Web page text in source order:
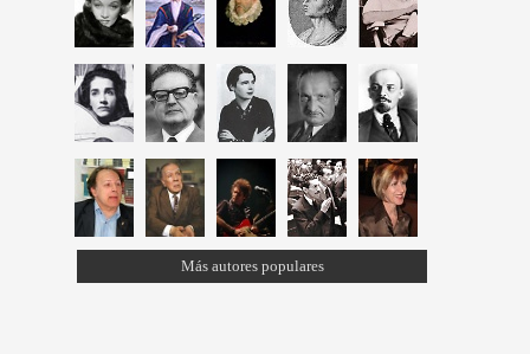
Más autores populares